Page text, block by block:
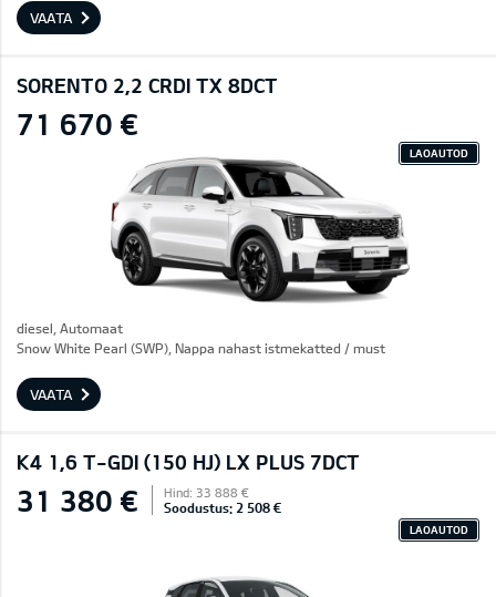
VAATA
SORENTO 2,2 CRDI TX 8DCT
71 670 €
LAOAUTOD
diesel, Automaat
Snow White Pearl (SWP), Nappa nahast istmekatted / must
VAATA
K4 1,6 T-GDI (150 HJ) LX PLUS 7DCT
31 380 € Hind: 33 888 €
Soodustus: 2 508 €
LAOAUTOD